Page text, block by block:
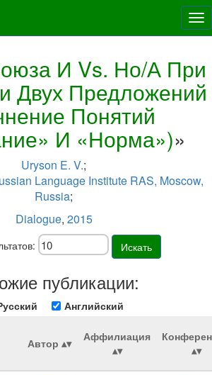
И Vs. Но/А При
Двух Предложений
Понятий
И «Норма»)»
Uryson E. V.;
Language Institute RAS, Moscow,
Russia;
Dialogue, 2015
Искать
публикации:
Английский
Автор Аффилиация